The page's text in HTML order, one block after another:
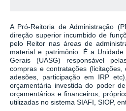
A Pró-Reitoria de Administração
direção superior incumbido de
pelo Reitor nas áreas de
material e patrimônio. É a Unidade
Gerais (UASG) responsável
compras e contratações (licitações,
adesões, participação em IRP
orçamentária investida do poder
orçamentários e financeiros,
utilizadas no sistema SIAFI, SIOP,